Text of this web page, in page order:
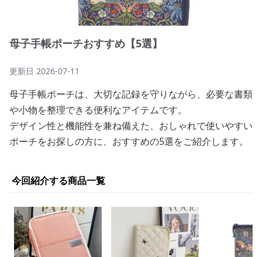
母子手帳ポーチおすすめ【5選】
更新日 2026-07-11
母子手帳ポーチは、大切な記録を守りながら、必要な書類
や小物を整理できる便利なアイテムです。
デザイン性と機能性を兼ね備えた、おしゃれで使いやすい
ポーチをお探しの方に、おすすめの5選をご紹介します。
今回紹介する商品一覧